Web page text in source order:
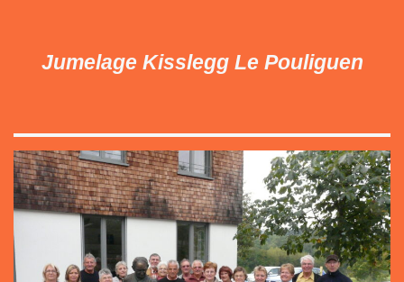
Jumelage Kisslegg Le Pouliguen